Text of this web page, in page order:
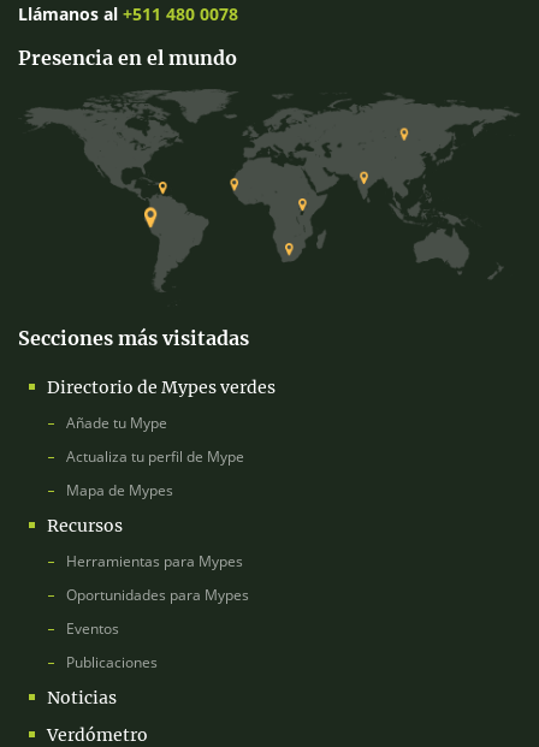
Llámanos al +511 480 0078
Presencia en el mundo
Secciones más visitadas
Directorio de Mypes verdes
Añade tu Mype
Actualiza tu perfil de Mype
Mapa de Mypes
Recursos
Herramientas para Mypes
Oportunidades para Mypes
Eventos
Publicaciones
Noticias
Verdómetro